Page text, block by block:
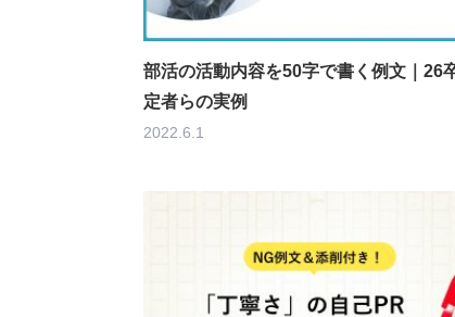
部活の活動内容を50字で書く例文｜26
定者らの実例
2022.6.1